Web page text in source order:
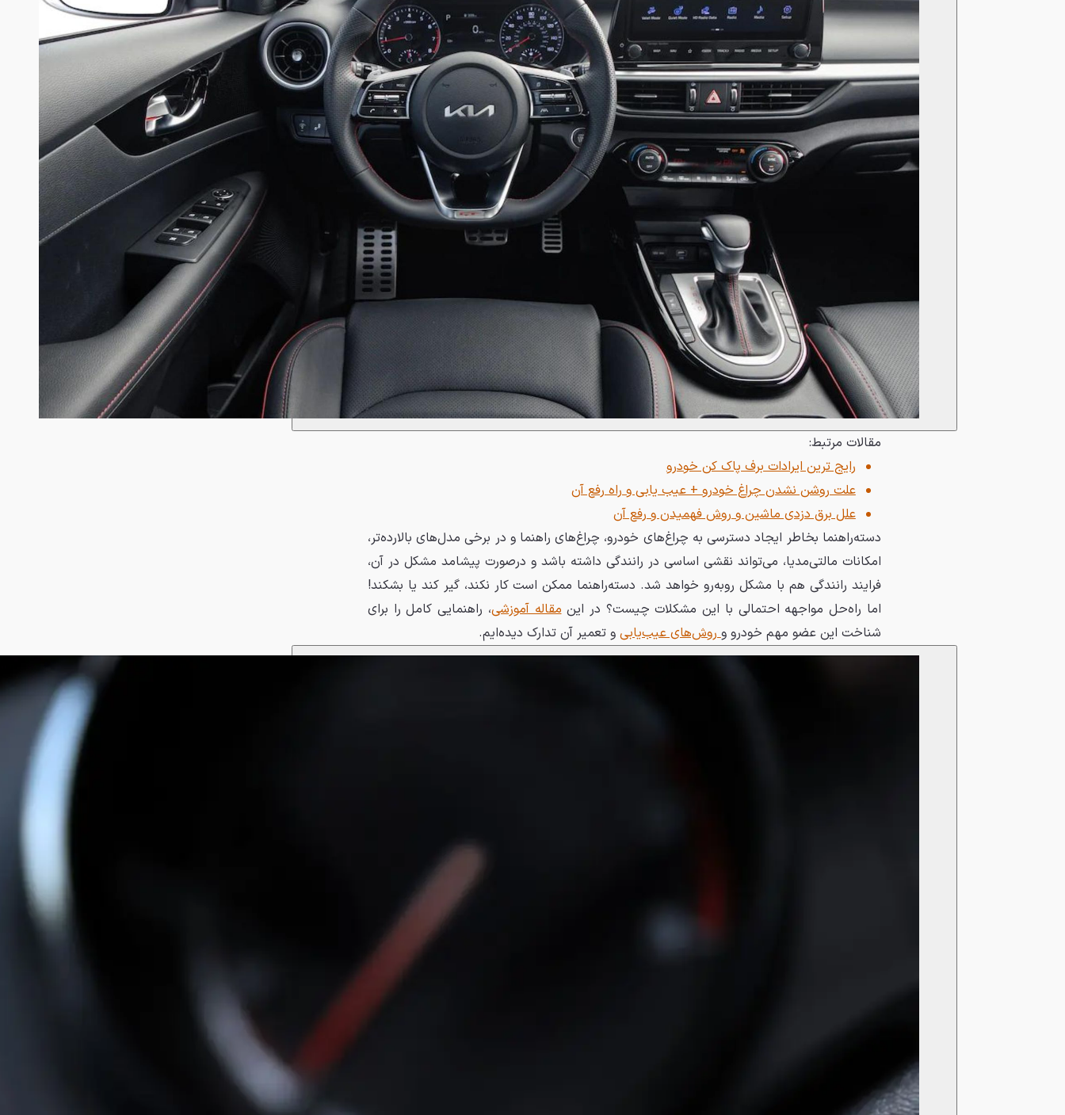
مقالات مرتبط:
رایج ترین ایرادات برف پاک کن خودرو
علت روشن نشدن چراغ خودرو + عیب یابی و راه رفع آن
علل برق دزدی ماشین و روش فهمیدن و رفع آن
دسته‌راهنما بخاطر ایجاد دسترسی به چراغ‌های خودرو، چراغ‌های راهنما و در برخی مدل‌های بالارده‌تر،
امکانات مالتی‌مدیا، می‌تواند نقشی اساسی در رانندگی داشته باشد و درصورت پیشامد مشکل در آن،
فرایند رانندگی هم با مشکل روبه‌رو خواهد شد. دسته‌راهنما ممکن است کار نکند، گیر کند یا بشکند!
اما راه‌حل مواجهه احتمالی با این مشکلات چیست؟ در اینمقاله آموزشی، راهنمایی کامل را برای
شناخت این عضو مهم خودرو وروش‌های عیب‌یابی و تعمیر آن تدارک دیده‌ایم.